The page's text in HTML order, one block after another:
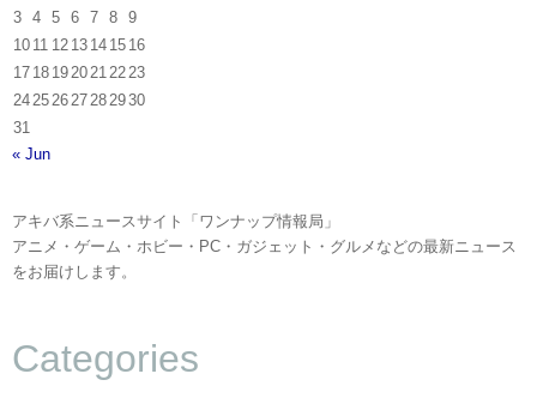
3
4 5 6 7 8
9
10 11 12 13 14 15 16
17 18 19 20 21 22 23
24 25 26 27 28 2930
31
« Jun
アキバ系ニュースサイト「ワンナップ情報局」
アニメ・ゲーム・ホビー・PC・ガジェット・グルメなどの最新ニュース
をお届けします。
Categories